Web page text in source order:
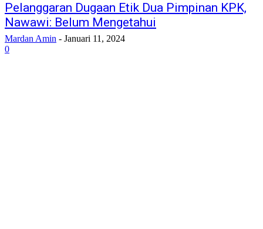
Pelanggaran Dugaan Etik Dua Pimpinan KPK,
Nawawi: Belum Mengetahui
Mardan Amin - Januari 11, 2024
0